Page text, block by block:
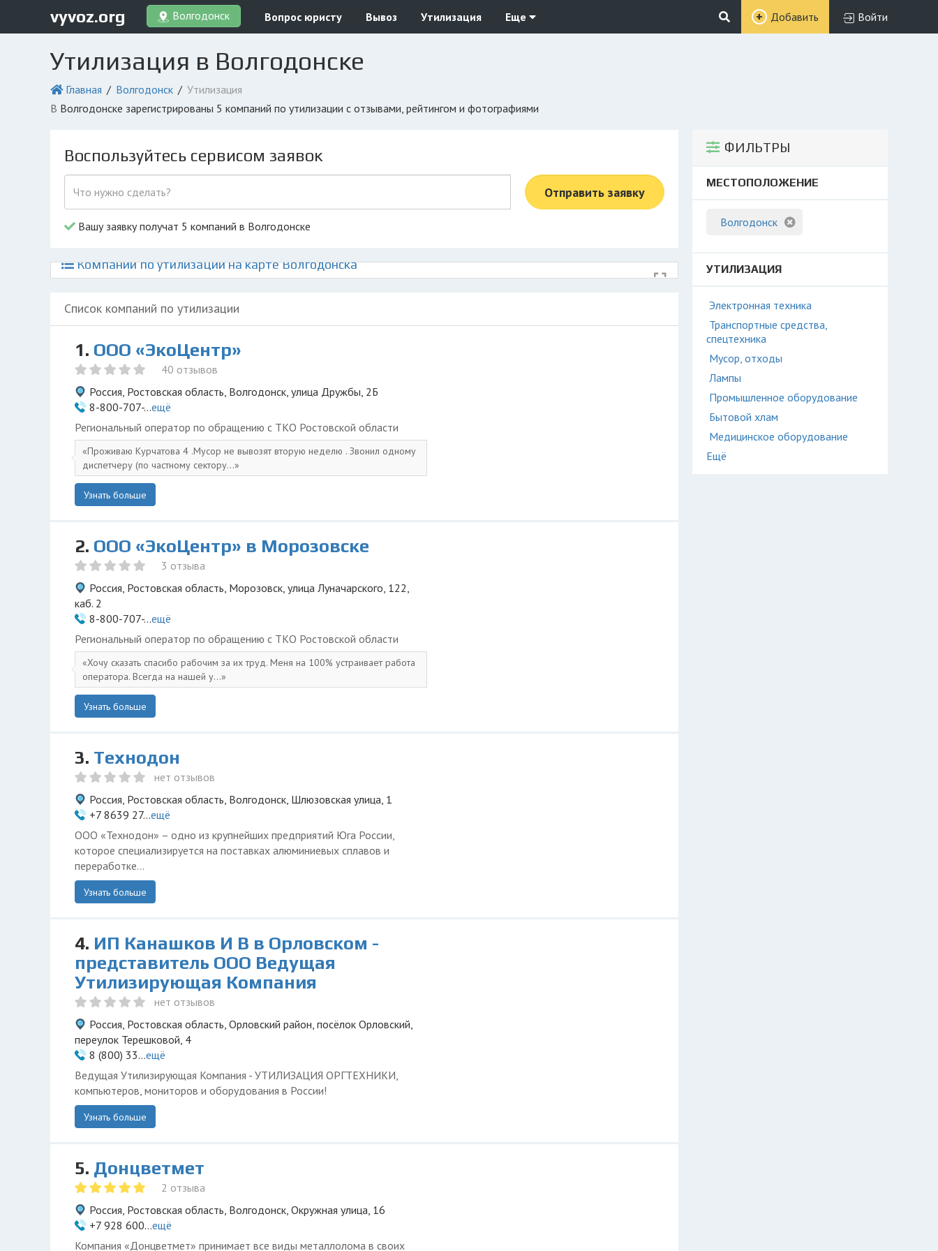
vyvoz.org Волгодонск Вопрос юристу Вывоз Утилизация Еще Добавить Войти
Утилизация в Волгодонске
Главная Волгодонск
Утилизация
в Волгодонске зарегистрированы 5 компаний по утилизации с отзывами, рейтингом и фотографиями
ФИЛЬТРЫ
МЕСТОПОЛОЖЕНИЕ
Волгодонск
УТИЛИЗАЦИЯ
Электронная техника
Транспортные средства,
спецтехника
Мусор, отходы
Лампы
Промышленное оборудование
Бытовой хлам
Медицинское оборудование
Ещё
Воспользуйтесь сервисом заявок
Отправить заявку
Вашу заявку получат 5 компаний в Волгодонске
Компании по утилизации на карте Волгодонска
Список компаний по утилизации
1. ООО «ЭкоЦентр»
40 отзывов
Россия, Ростовская область, Волгодонск, улица Дружбы, 2Б
8-800-707-...ещё
Региональный оператор по обращению с ТКО Ростовской области
Проживаю Курчатова 4 .Мусор не вывозят вторую неделю . Звонил одному
диспетчеру (по частному сектору...
Узнать больше
2. ООО «ЭкоЦентр» в Морозовске
3 отзыва
Россия, Ростовская область, Морозовск, улица Луначарского, 122,
каб. 2
8-800-707-...ещё
Региональный оператор по обращению с ТКО Ростовской области
Хочу сказать спасибо рабочим за их труд. Меня на 100% устраивает работа
оператора. Всегда на нашей у...
Узнать больше
3. Технодон
нет отзывов
Россия, Ростовская область, Волгодонск, Шлюзовская улица, 1
+7 8639 27...ещё
ООО «Технодон» – одно из крупнейших предприятий Юга России,
которое специализируется на поставках алюминиевых сплавов и
переработке...
Узнать больше
4. ИП Канашков И В в Орловском -
представитель ООО Ведущая
Утилизирующая Компания
нет отзывов
Россия, Ростовская область, Орловский район, посёлок Орловский,
переулок Терешковой, 4
8 (800) 33...ещё
Ведущая Утилизирующая Компания - УТИЛИЗАЦИЯ ОРГТЕХНИКИ,
компьютеров, мониторов и оборудования в России!
Узнать больше
5. Донцветмет
2 отзыва
Россия, Ростовская область, Волгодонск, Окружная улица, 16
+7 928 600...ещё
Компания «Донцветмет» принимает все виды металлолома в своих